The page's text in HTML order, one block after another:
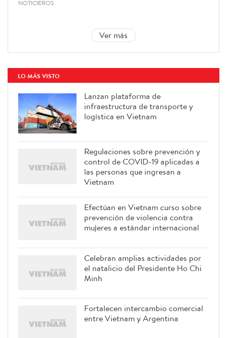
NOTICIEROS
Ver más
LO MÁS VISTO
Lanzan plataforma de
infraestructura de transporte y
logística en Vietnam
Regulaciones sobre prevención y
control de COVID-19 aplicadas a
las personas que ingresan a
Vietnam
Efectúan en Vietnam curso sobre
prevención de violencia contra
mujeres a estándar internacional
Celebran amplias actividades por
el natalicio del Presidente Ho Chi
Minh
Fortalecen intercambio comercial
entre Vietnam y Argentina